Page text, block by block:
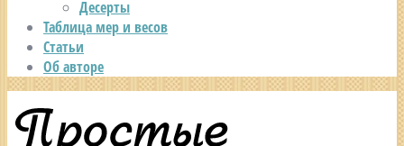
Десерты
Таблица мер и весов
Статьи
Об авторе